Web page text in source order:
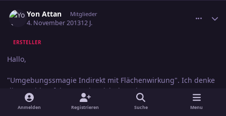
Yon Attan Mitglieder
4. November 201312 J.
ERSTELLER
Hallo,
"Umgebungssmagie Indirekt mit Flächenwirkung". Ich denke
diese Schlussfolgerung ist nicht korrekt.
Verstehe ich auch nicht. Auf welcher Regelstelle basiert das?
Anmelden Registrieren Suche Menu